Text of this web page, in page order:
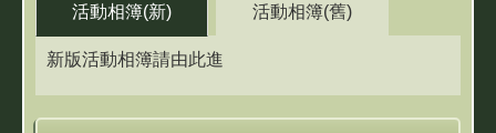
活動相簿(新) 活動相簿(舊)
新版活動相簿請由此進